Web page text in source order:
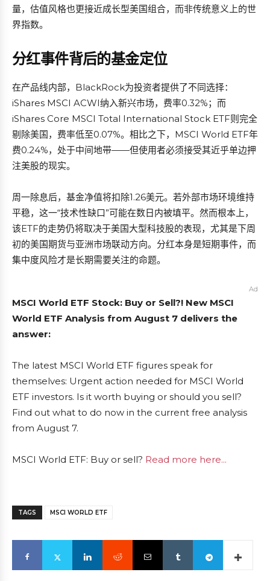
量，估值风格也更接近成长型美国组合，而非传统意义上的世
界指数。
分红事件背后的基金定位
在产品线内部，BlackRock为投资者提供了不同选择：
iShares MSCI ACWI纳入新兴市场，费率0.32%；而
iShares Core MSCI Total International Stock ETF则完全
剔除美国，费率低至0.07%。相比之下，MSCI World ETF年
费0.24%，处于中间地带——但使用者必须接受其近乎单边押
注美股的现实。
周一除息后，基金净值将扣除1.26美元。若外部市场环境维持
平稳，这一“技术性缺口”可能在数日内被填平。然而根本上，
该ETF的走势仍将取决于美国大型科技股的表现，尤其是下周
初的美国期货与亚洲市场联动方向。分红本身是短期事件，而
集中度风险才是长期需要关注的命题。
Ad
MSCI World ETF Stock: Buy or Sell?! New MSCI
World ETF Analysis from August 7 delivers the
answer:
The latest MSCI World ETF figures speak for
themselves: Urgent action needed for MSCI World
ETF investors. Is it worth buying or should you sell?
Find out what to do now in the current free analysis
from August 7.
MSCI World ETF: Buy or sell? Read more here...
TAGS MSCI WORLD ETF